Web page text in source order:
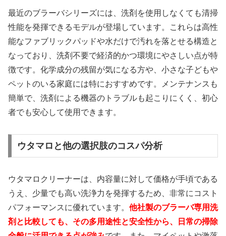
最近のブラーバシリーズには、洗剤を使用しなくても清掃
性能を発揮できるモデルが登場しています。これらは高性
能なファブリックパッドや水だけで汚れを落とせる構造と
なっており、洗剤不要で経済的かつ環境にやさしい点が特
徴です。化学成分の残留が気になる方や、小さな子どもや
ペットのいる家庭には特におすすめです。メンテナンスも
簡単で、洗剤による機器のトラブルも起こりにくく、初心
者でも安心して使用できます。
ウタマロと他の選択肢のコスパ分析
ウタマロクリーナーは、内容量に対して価格が手頃である
うえ、少量でも高い洗浄力を発揮するため、非常にコスト
パフォーマンスに優れています。 他社製のブラーバ専用洗
剤と比較しても、その多用途性と安全性から、日常の掃除